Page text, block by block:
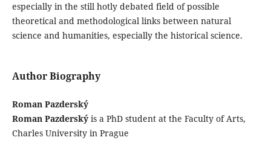
especially in the still hotly debated field of possible
theoretical and methodological links between natural
science and humanities, especially the historical science.
Author Biography
Roman Pazderský
Roman Pazderskýis a PhD student at the Faculty of Arts,
Charles University in Prague